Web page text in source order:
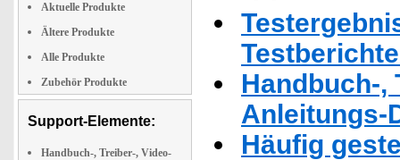
Aktuelle Produkte
Ältere Produkte
Alle Produkte
Zubehör Produkte
Support-Elemente:
Handbuch-, Treiber-, Video-
Handbuch-,
Anleitungs-
Häufig